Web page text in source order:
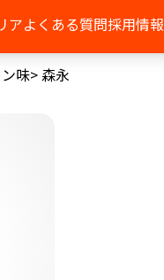
アよくある質問採用情報
味> 森永